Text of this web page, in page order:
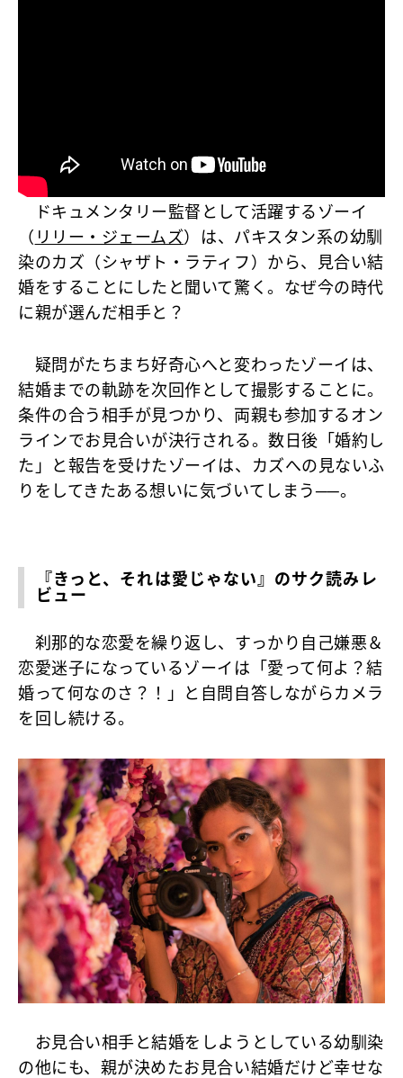
ドキュメンタリー監督として活躍するゾーイ
（ リリー・ジェームズ）は、パキスタン系の幼馴
染のカズ（シャザト・ラティフ）から、見合い結
婚をすることにしたと聞いて驚く。なぜ今の時代
に親が選んだ相手と？
疑問がたちまち好奇心へと変わったゾーイは、
結婚までの軌跡を次回作として撮影することに。
条件の合う相手が見つかり、両親も参加するオン
ラインでお見合いが決行される。数日後「婚約し
た」と報告を受けたゾーイは、カズへの見ないふ
りをしてきたある想いに気づいてしまう──。
『きっと、それは愛じゃない』のサク読みレ
ビュー
刹那的な恋愛を繰り返し、すっかり自己嫌悪＆
恋愛迷子になっているゾーイは「愛って何よ？結
婚って何なのさ？！」と自問自答しながらカメラ
を回し続ける。
お見合い相手と結婚をしようとしている幼馴染
の他にも、親が決めたお見合い結婚だけど幸せな